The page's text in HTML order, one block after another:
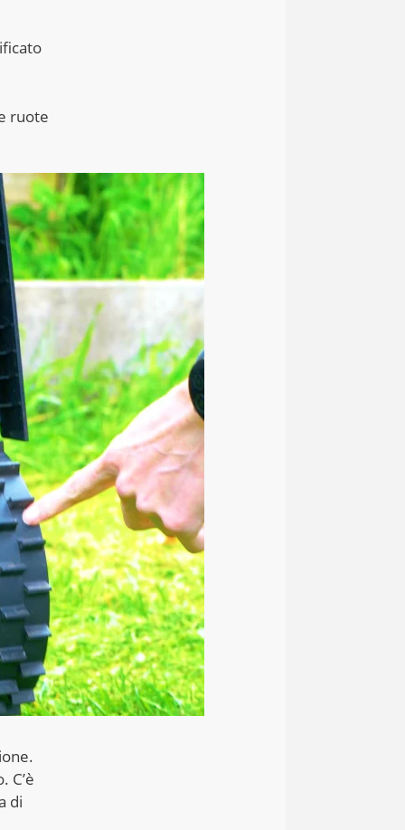
ruote
C’è
di